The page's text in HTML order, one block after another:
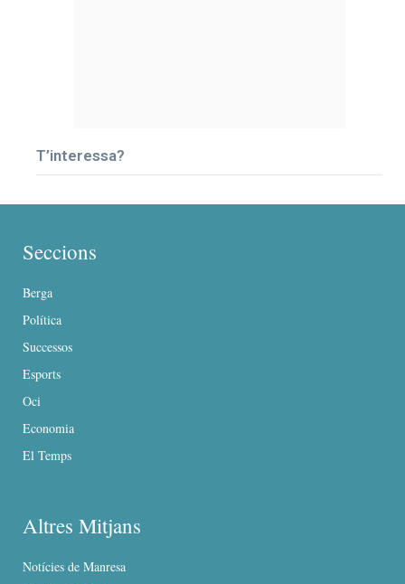
T’interessa?
Seccions
Berga
Política
Successos
Esports
Oci
Economia
El Temps
Altres Mitjans
Notícies de Manresa